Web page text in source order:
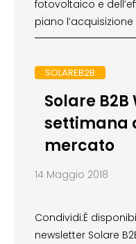
fotovoltaico e
piano l’acquisizione
SOLAREB2B
Solare
settimana
mercato
14 Maggio 2018
Condividi:È
newsletter Solare